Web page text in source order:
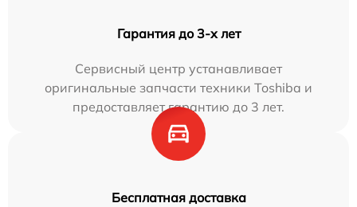
Гарантия до 3-х лет
Сервисный центр устанавливает
оригинальные запчасти техники Toshiba и
предоставляет гарантию до 3 лет.
Бесплатная доставка